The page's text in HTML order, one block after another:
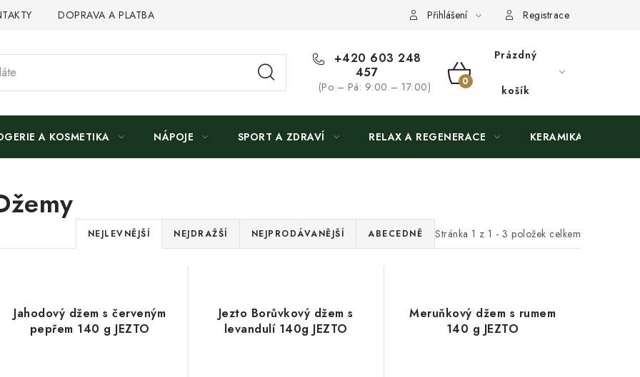
DOPRAVA A PLATBA Přihlášení Registrace
+420 603 248
457
(Po – Pá: 9:00 – 17:00)
NÁKUPNÍ
Prázdný
košík
A KOSMETIKA NÁPOJE SPORT A ZDRAVÍ RELAX A REGENERACE KERAMIKA
Stránka 1 z 1 - 3 položek celkem
Ř
a
e
n
NEJLEVNĚJŠÍ NEJDRAŽŠÍ NEJPRODÁVANĚJŠÍ ABECEDNĚ
Jahodový džem s červeným
pepřem 140 g JEZTO
Jezto Borůvkový džem s
levandulí 140g JEZTO
Meruňkový džem s rumem
140 g JEZTO